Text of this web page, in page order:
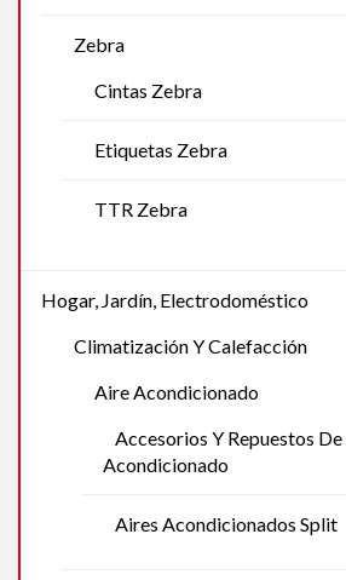
Zebra
Cintas Zebra
Etiquetas Zebra
TTR Zebra
Hogar, Jardín, Electrodoméstico
Climatización Y Calefacción
Aire Acondicionado
Accesorios Y Repuestos
Acondicionado
Aires Acondicionados Split